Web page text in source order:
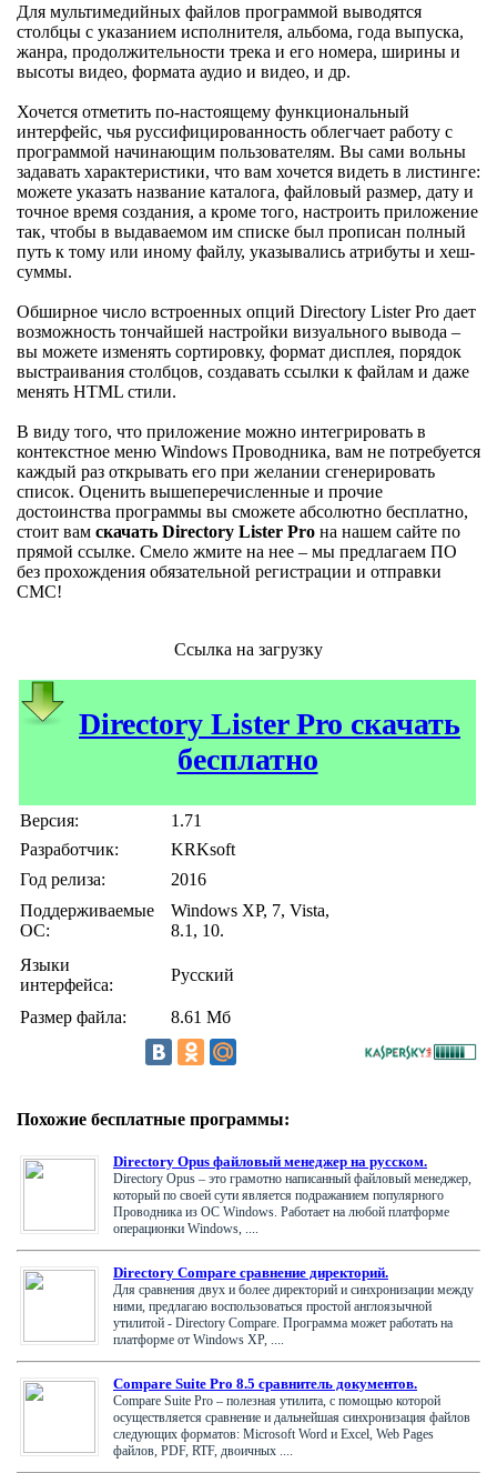
Для мультимедийных файлов программой выводятся
столбцы с указанием исполнителя, альбома, года выпуска,
жанра, продолжительности трека и его номера, ширины и
высоты видео, формата аудио и видео, и др.
Хочется отметить по-настоящему функциональный
интерфейс, чья руссифицированность облегчает работу с
программой начинающим пользователям. Вы сами вольны
задавать характеристики, что вам хочется видеть в листинге:
можете указать название каталога, файловый размер, дату и
точное время создания, а кроме того, настроить приложение
так, чтобы в выдаваемом им списке был прописан полный
путь к тому или иному файлу, указывались атрибуты и хеш-
суммы.
Обширное число встроенных опций Directory Lister Pro дает
возможность тончайшей настройки визуального вывода –
вы можете изменять сортировку, формат дисплея, порядок
выстраивания столбцов, создавать ссылки к файлам и даже
менять HTML стили.
В виду того, что приложение можно интегрировать в
контекстное меню Windows Проводника, вам не потребуется
каждый раз открывать его при желании сгенерировать
список. Оценить вышеперечисленные и прочие
достоинства программы вы сможете абсолютно бесплатно,
стоит вам скачать Directory Lister Pro на нашем сайте по
прямой ссылке. Смело жмите на нее – мы предлагаем ПО
без прохождения обязательной регистрации и отправки
СМС!
Ссылка на загрузку
Directory Lister Pro скачать
бесплатно
Версия:
1.71
Разработчик:
KRKsoft
Год релиза:
2016
Поддерживаемые
ОС:
Windows XP, 7, Vista,
8.1, 10.
Языки
интерфейса:
Русский
Размер файла: 8.61 Мб
Похожие бесплатные программы:
Directory Opus файловый менеджер на русском.
Directory Opus – это грамотно написанный файловый менеджер,
который по своей сути является подражанием популярного
Проводника из ОС Windows. Работает на любой платформе
операционки Windows, ....
Directory Compare сравнение директорий.
Для сравнения двух и более директорий и синхронизации между
ними, предлагаю воспользоваться простой англоязычной
утилитой - Directory Compare. Программа может работать на
платформе от Windows XP, ....
Compare Suite Pro 8.5 сравнитель документов.
Compare Suite Pro – полезная утилита, с помощью которой
осуществляется сравнение и дальнейшая синхронизация файлов
следующих форматов: Microsoft Word и Excel, Web Pages
файлов, PDF, RTF, двоичных ....